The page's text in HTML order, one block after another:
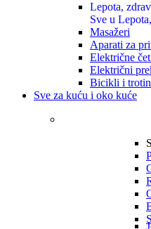
Lepota,
Sve u
Masažeri
Aparati za
Električne
Električni
Bicikli i
Sve za kuću i oko kuće